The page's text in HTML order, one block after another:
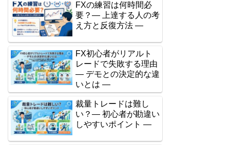
FXの練習は何時間必
要？― 上達する人の考
え方と反復方法 ―
FX初心者がリアルト
レードで失敗する理由
― デモとの決定的な違
いとは ―
裁量トレードは難し
い？― 初心者が勘違い
しやすいポイント ―